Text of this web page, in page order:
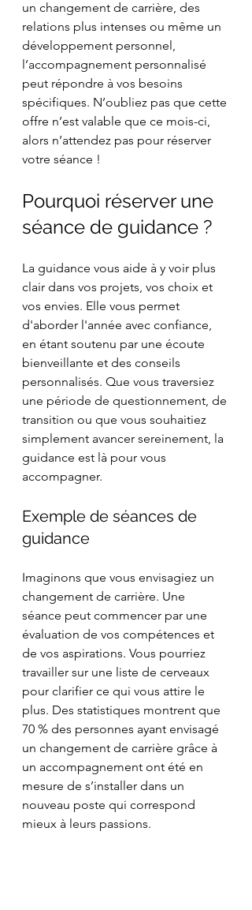
un changement de carrière, des
relations plus intenses ou même un
développement personnel,
l’accompagnement personnalisé
peut répondre à vos besoins
spécifiques. N’oubliez pas que cette
offre n’est valable que ce mois-ci,
alors n’attendez pas pour réserver
votre séance !
Pourquoi réserver une
séance de guidance ?
La guidance vous aide à y voir plus
clair dans vos projets, vos choix et
vos envies. Elle vous permet
d'aborder l'année avec confiance,
en étant soutenu par une écoute
bienveillante et des conseils
personnalisés. Que vous traversiez
une période de questionnement, de
transition ou que vous souhaitiez
simplement avancer sereinement, la
guidance est là pour vous
accompagner.
Exemple de séances de
guidance
Imaginons que vous envisagiez un
changement de carrière. Une
séance peut commencer par une
évaluation de vos compétences et
de vos aspirations. Vous pourriez
travailler sur une liste de cerveaux
pour clarifier ce qui vous attire le
plus. Des statistiques montrent que
70 % des personnes ayant envisagé
un changement de carrière grâce à
un accompagnement ont été en
mesure de s’installer dans un
nouveau poste qui correspond
mieux à leurs passions.